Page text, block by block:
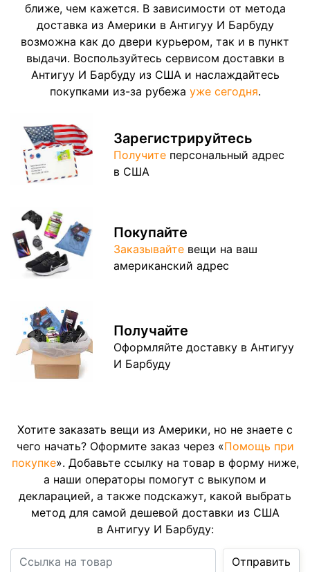
ближе, чем кажется. В зависимости от метода
доставка из Америки в Антигуу И Барбуду
возможна как до двери курьером, так и в пункт
выдачи. Воспользуйтесь сервисом доставки в
Антигуу И Барбуду из США и наслаждайтесь
покупками из-за рубежа уже сегодня.
Зарегистрируйтесь
Получите персональный адрес
в США
Покупайте
Заказывайте вещи на ваш
американский адрес
Получайте
Оформляйте доставку в Антигуу
И Барбуду
Хотите заказать вещи из Америки, но не знаете с
чего начать? Оформите заказ через «Помощь при
покупке». Добавьте ссылку на товар в форму ниже,
а наши операторы помогут с выкупом и
декларацией, а также подскажут, какой выбрать
метод для самой дешевой доставки из США
в Антигуу И Барбуду:
Отправить